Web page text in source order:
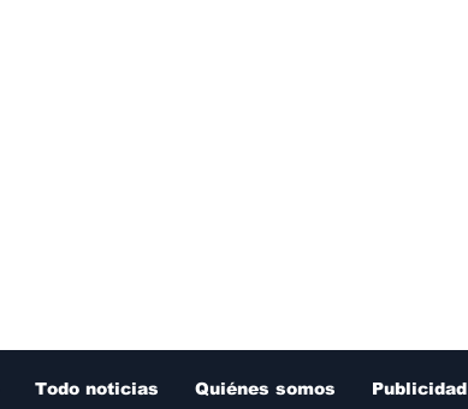
Todo noticias Quiénes somos Publicidad